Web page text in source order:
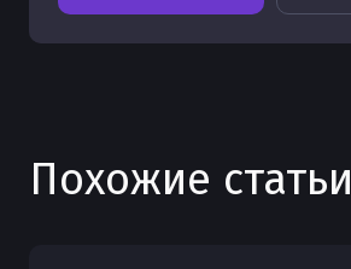
Похожие статьи